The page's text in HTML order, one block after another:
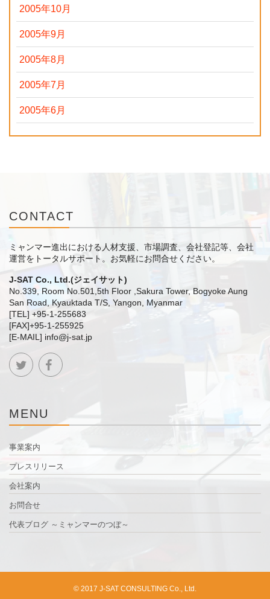
2005年10月
2005年9月
2005年8月
2005年7月
2005年6月
CONTACT
ミャンマー進出における人材支援、市場調査、会社登記等、会社
運営をトータルサポート。 お気軽にお問合せください。
J-SAT Co., Ltd.(ジェイサット)
No.339, Room No.501,5th Floor ,Sakura Tower, Bogyoke Aung
San Road, Kyauktada T/S, Yangon, Myanmar
[TEL] +95-1-255683
[FAX]+95-1-255925
[E-MAIL] info@j-sat.jp
MENU
事業案内
プレスリリース
会社案内
お問合せ
代表ブログ ～ミャンマーのつぼ～
© 2017 J-SAT CONSULTING Co., Ltd.